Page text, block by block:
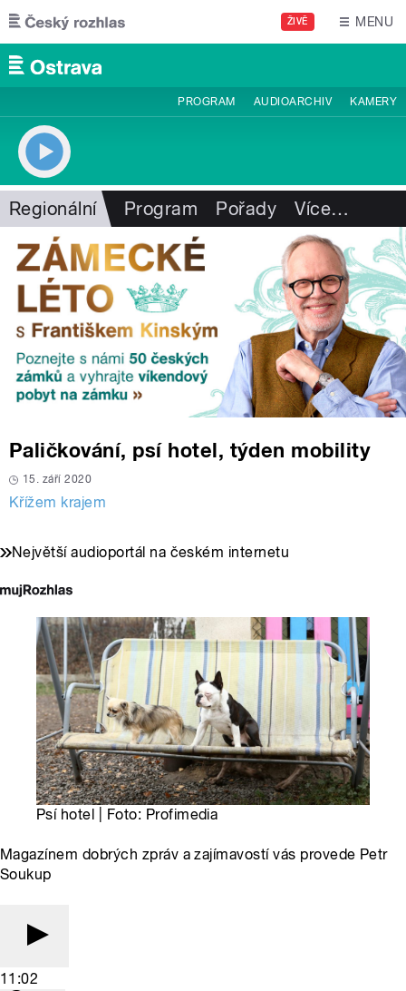
Přejít k hlavnímu obsahu
ŽIVĚ MENU
PROGRAM AUDIOARCHIV KAMERY
Regionální Program Pořady Více…
Paličkování, psí hotel, týden mobility
15. září 2020
Křížem krajem
Největší audioportál na českém internetu
Psí hotel | Foto: Profimedia
Magazínem dobrých zpráv a zajímavostí vás provede Petr
Soukup
11:02